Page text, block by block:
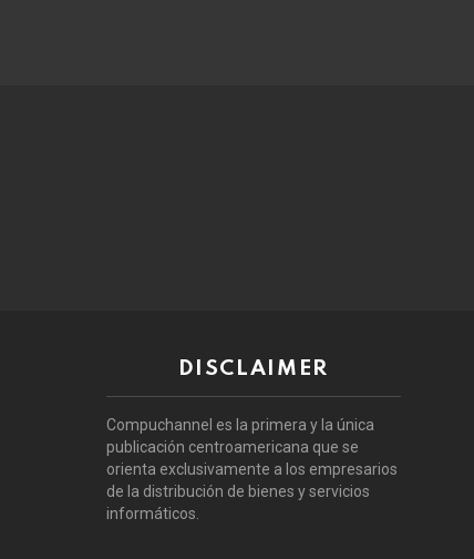
DISCLAIMER
Compuchannel es la primera y la única
publicación centroamericana que se
orienta exclusivamente a los empresarios
de la distribución de bienes y servicios
informáticos.